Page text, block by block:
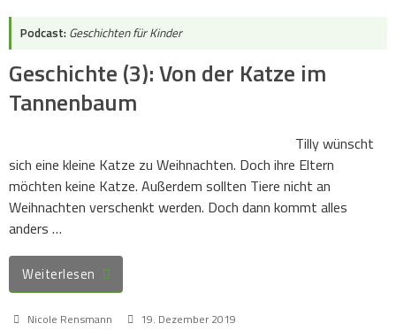
Podcast: Geschichten für Kinder
Geschichte (3): Von der Katze im
Tannenbaum
Tilly wünscht
sich eine kleine Katze zu Weihnachten. Doch ihre Eltern
möchten keine Katze. Außerdem sollten Tiere nicht an
Weihnachten verschenkt werden. Doch dann kommt alles
anders …
Weiterlesen
Nicole Rensmann
19. Dezember 2019